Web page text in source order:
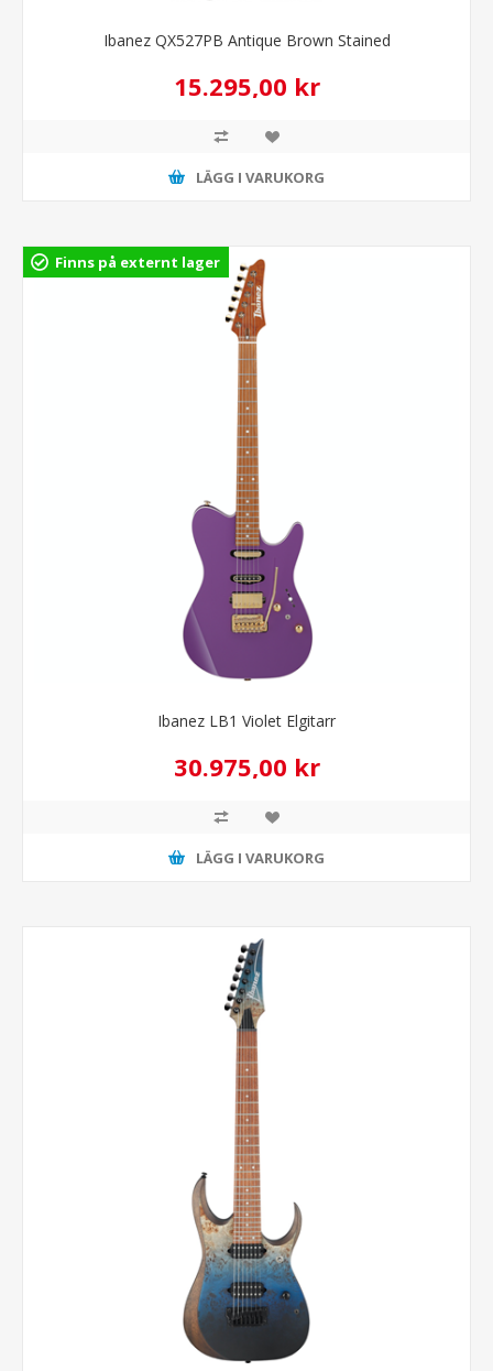
Ibanez QX527PB Antique Brown Stained
15.295,00 kr
LÄGG I VARUKORG
Finns på externt lager
Ibanez LB1 Violet Elgitarr
30.975,00 kr
LÄGG I VARUKORG